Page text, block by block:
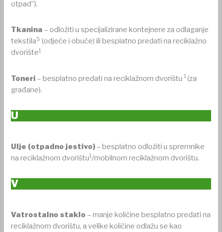
otpad”).
Tkanina– odložiti u specijalizirane kontejnere za odlaganje
tekstila5 (odjeće i obuće) ili besplatno predati na reciklažno
dvorište1
Toneri – besplatno predati na reciklažnom dvorištu1(za
građane).
U
Ulje (otpadno jestivo)– besplatno odložiti u spremnike
na reciklažnom dvorištu1/mobilnom reciklažnom dvorištu.
V
Vatrostalno staklo – manje količine besplatno predati na
reciklažnom dvorištu, a velike količine odlažu se kao